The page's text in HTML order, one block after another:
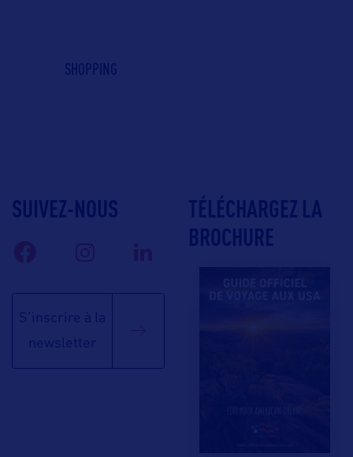
SHOPPING
SUIVEZ-NOUS
S'inscrire à la
newsletter
TÉLÉCHARGEZ LA
BROCHURE